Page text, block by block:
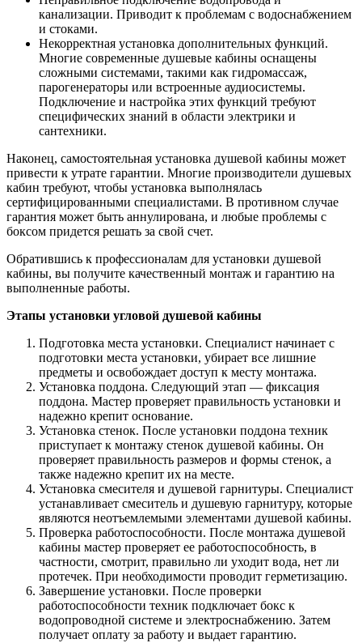
канализации. Приводит к проблемам с водоснабжением
и стоками.
Некорректная установка дополнительных функций.
Многие современные душевые кабины оснащены
сложными системами, такими как гидромассаж,
парогенераторы или встроенные аудиосистемы.
Подключение и настройка этих функций требуют
специфических знаний в области электрики и
сантехники.
Наконец, самостоятельная установка душевой кабины может
привести к утрате гарантии. Многие производители душевых
кабин требуют, чтобы установка выполнялась
сертифицированными специалистами. В противном случае
гарантия может быть аннулирована, и любые проблемы с
боксом придется решать за свой счет.
Обратившись к профессионалам для установки душевой
кабины, вы получите качественный монтаж и гарантию на
выполненные работы.
Этапы установки угловой душевой кабины
Подготовка места установки. Специалист начинает с
подготовки места установки, убирает все лишние
предметы и освобождает доступ к месту монтажа.
Установка поддона. Следующий этап ― фиксация
поддона. Мастер проверяет правильность установки и
надежно крепит основание.
Установка стенок. После установки поддона техник
приступает к монтажу стенок душевой кабины. Он
проверяет правильность размеров и формы стенок, а
также надежно крепит их на месте.
Установка смесителя и душевой гарнитуры. Специалист
устанавливает смеситель и душевую гарнитуру, которые
являются неотъемлемыми элементами душевой кабины.
Проверка работоспособности. После монтажа душевой
кабины мастер проверяет ее работоспособность, в
частности, смотрит, правильно ли уходит вода, нет ли
протечек. При необходимости проводит герметизацию.
Завершение установки. После проверки
работоспособности техник подключает бокс к
водопроводной системе и электроснабжению. Затем
получает оплату за работу и выдает гарантию.